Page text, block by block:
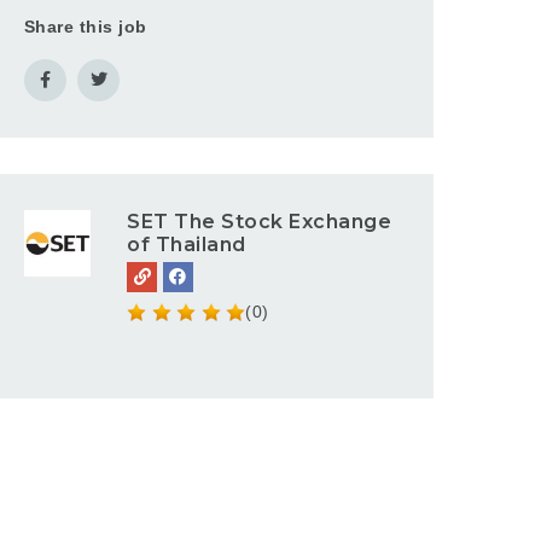
Share this job
SET The Stock Exchange
of Thailand
(0)